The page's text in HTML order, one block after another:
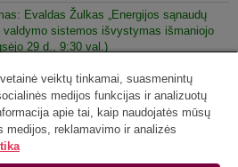
Evaldas Žulkas „Energijos sąnaudų
valdymo sistemos išvystymas išmaniojo
29 d., 9:30 val.)
Edgaras Artemčiukas „Hibridinis
realybės sistemose naudojant
29 d., 13:00 val.)
9
veiktų tinkamai, suasmenintų
medijos funkcijas ir analizuotų
apie tai, kaip naudojatės mūsų
medijos, reklamavimo ir analizės